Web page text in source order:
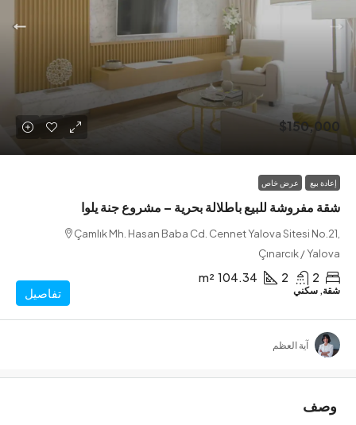
عرض خاص
للبيع باطلالة بحرية – مشروع جنة يلوا
Çamlık Mh. Hasan Baba Cd. Cennet Yalova Sitesi
Çınarcık /
104.34
m²
تفاصيل
آية العظم